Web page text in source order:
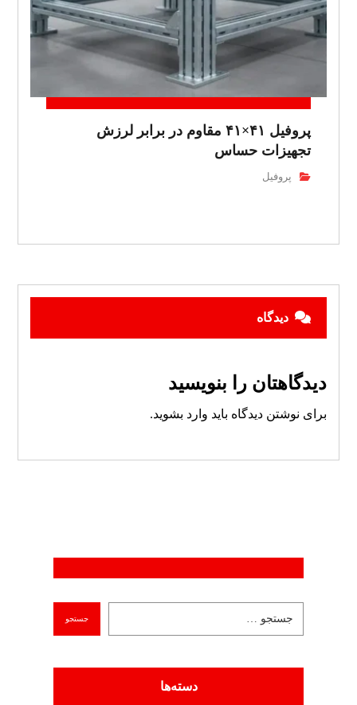
پروفیل ۴۱×۴۱ مقاوم در برابر لرزش
تجهیزات حساس
پروفیل
دیدگاه
دیدگاهتان را بنویسید
برای نوشتن دیدگاه باید وارد بشوید.
دسته‌ها